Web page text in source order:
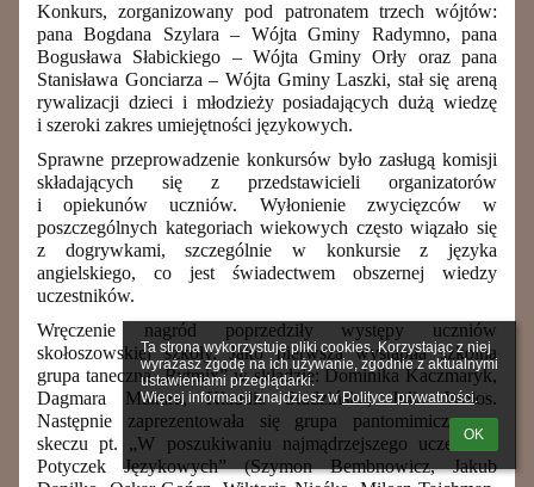
Ta strona wykorzystuje pliki cookies. Korzystając z niej
wyrażasz zgodę na ich używanie, zgodnie z aktualnymi
ustawieniami przeglądarki.
Więcej informacji znajdziesz w Polityce prywatności.
OK
Konkurs, zorganizowany pod patronatem trzech wójtów:
pana Bogdana Szylara – Wójta Gminy Radymno, pana
Bogusława Słabickiego – Wójta Gminy Orły oraz pana
Stanisława Gonciarza – Wójta Gminy Laszki, stał się areną
rywalizacji dzieci i młodzieży posiadających dużą wiedzę
i szeroki zakres umiejętności językowych.
Sprawne przeprowadzenie konkursów było zasługą komisji
składających się z przedstawicieli organizatorów
i opiekunów uczniów. Wyłonienie zwycięzców w
poszczególnych kategoriach wiekowych często wiązało się
z dogrywkami, szczególnie w konkursie z języka
angielskiego, co jest świadectwem obszernej wiedzy
uczestników.
Wręczenie nagród poprzedziły występy uczniów
skołoszowskiej szkoły. Jako pierwsza wystąpiła szkolna
grupa taneczna „Rytmix” w składzie: Dominika Kaczmaryk,
Dagmara Makara, Klaudia Studzińska, Julia Wołos.
Następnie zaprezentowała się grupa pantomimiczna w
skeczu pt. „W poszukiwaniu najmądrzejszego uczestnika
Potyczek Językowych” (Szymon Bembnowicz, Jakub